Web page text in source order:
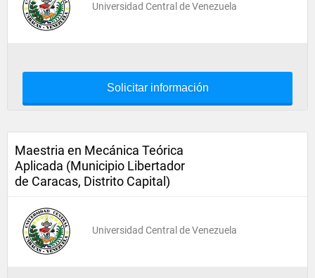
Universidad Central de Venezuela
Solicitar información
Maestria en Mecánica Teórica
Aplicada (Municipio Libertador
de Caracas, Distrito Capital)
Universidad Central de Venezuela